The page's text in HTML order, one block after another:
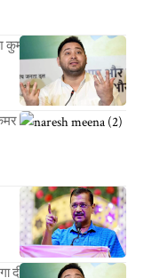
के लिए होगा आखिरी
क्लास!